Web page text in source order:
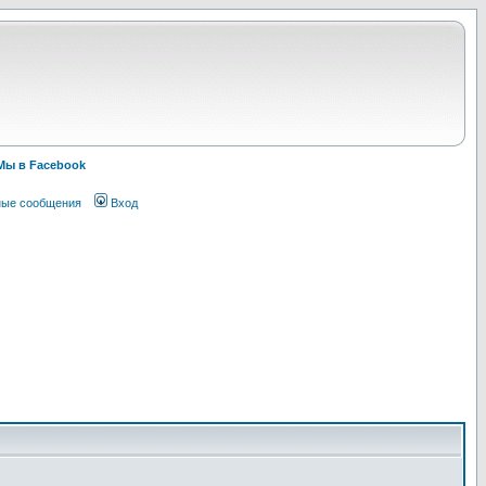
в Facebook
сообщения Вход